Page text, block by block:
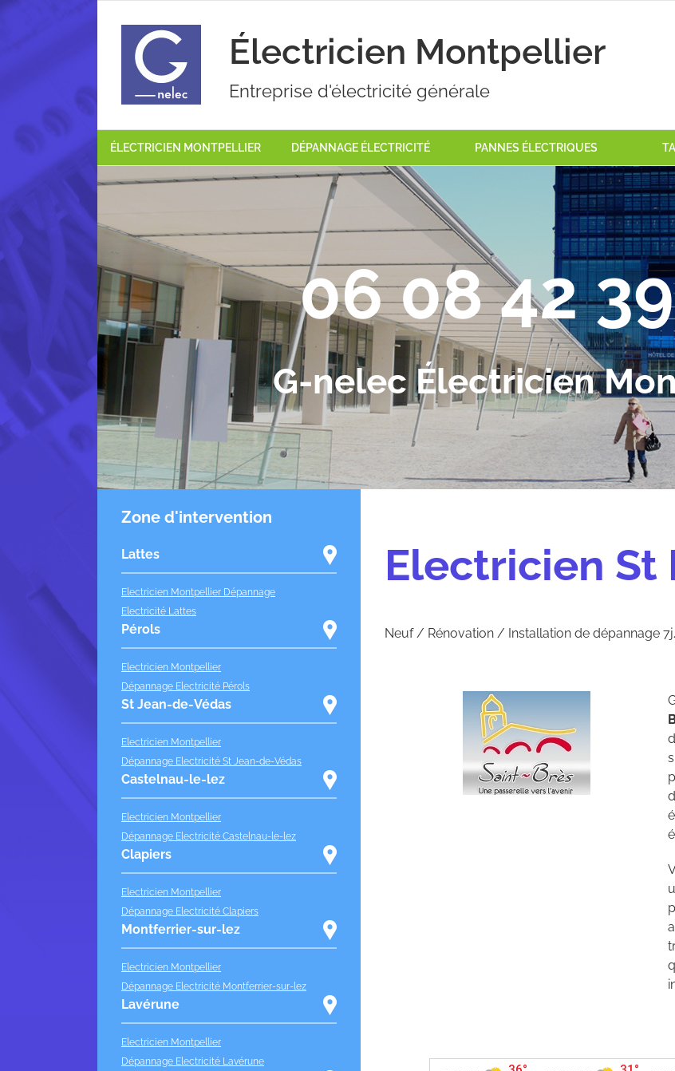
Passer
Électricien Montpellier
Entreprise d'électricité générale
ÉLECTRICIEN MONTPELLIER DÉPANNAGE ÉLECTRICITÉ PANNES ÉLECTRIQUES
06 08 42
G-nelec Électricien
Electricien St
Neuf / Rénovation / Installation de dépannage
Zone d'intervention
Lattes
Electricien Montpellier Dépannage
Electricité Lattes
Pérols
Electricien Montpellier
Dépannage Electricité Pérols
St Jean-de-Védas
Electricien Montpellier
Dépannage Electricité St Jean-de-Védas
Castelnau-le-lez
Electricien Montpellier
Dépannage Electricité Castelnau-le-lez
Clapiers
Electricien Montpellier
Dépannage Electricité Clapiers
Montferrier-sur-lez
Electricien Montpellier
Dépannage Electricité Montferrier-sur-lez
Lavérune
Electricien Montpellier
Dépannage Electricité Lavérune